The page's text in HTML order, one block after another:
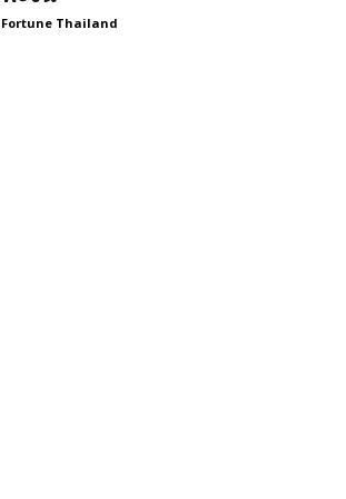
Fortune Thailand